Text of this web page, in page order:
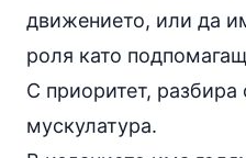
движението, или да
роля като
С приоритет, разбира
мускулатура.